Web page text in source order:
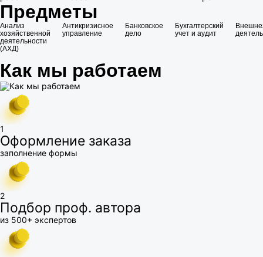
Предметы
Анализ
хозяйственной
деятельности
(АХД)
Антикризисное
управление
Банковское
дело
Бухгалтерский
учет и аудит
Как мы работаем
1
Оформление заказа
заполнение формы
2
Подбор проф. автора
из 500+ экспертов